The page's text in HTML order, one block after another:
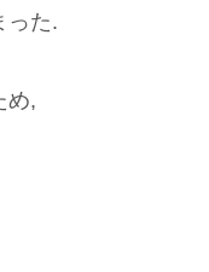
った.
め,